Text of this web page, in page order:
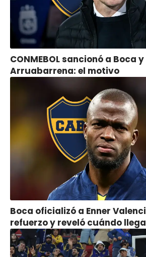
CONMEBOL sancionó a Boca
Arruabarrena: el motivo
Boca oficializó a Enner
refuerzo y reveló cuándo llega